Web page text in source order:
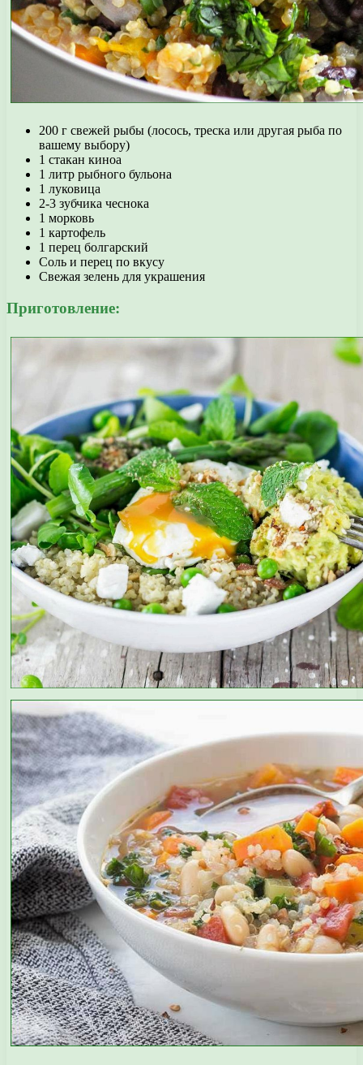
200 г свежей рыбы (лосось, треска или другая рыба по
вашему выбору)
1 стакан киноа
1 литр рыбного бульона
1 луковица
2-3 зубчика чеснока
1 морковь
1 картофель
1 перец болгарский
Соль и перец по вкусу
Свежая зелень для украшения
Приготовление: